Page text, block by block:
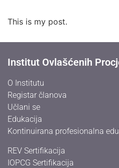
This is my post.
Institut Ovlašćenih
O Institutu
Registar članova
Učlani se
Edukacija
Kontinuirana profesionalna
REV Sertifikacija
IOPCG Sertifikacija